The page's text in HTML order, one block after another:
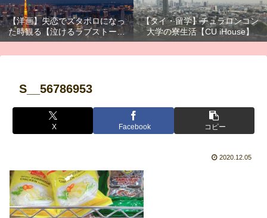
【洋画】失恋でズタボロになっ
た時観る【泣けるラブストーリ
ーまとめ】
【タイ・留学】チュラロンコン
大学の寮生活【CU iHouse】
S__56786953
X Facebook コピー
2020.12.05